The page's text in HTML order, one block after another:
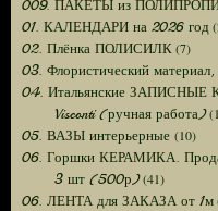
009. ПАКЕТЫ из
01. КАЛЕНДАРИ на 2026 год
02. Плёнка ПОЛИСИЛК(7)
03. Флористический материал,
04. Итальянские ЗАПИСНЫЕ
Visconti (ручная работа)
05. ВАЗЫ интерьерные (10)
06. Горшки КЕРАМИКА.
3 шт (500р)(41)
06. ЛЕНТА для ЗАКАЗА от 1м